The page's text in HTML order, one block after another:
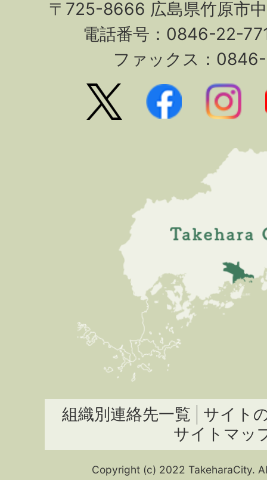
〒725-8666 広島県竹原市
電話番号：0846-22-
ファックス：
組織別連絡先一覧
サイト
サイトマッ
Copyright (c) 2022 TakeharaCity.